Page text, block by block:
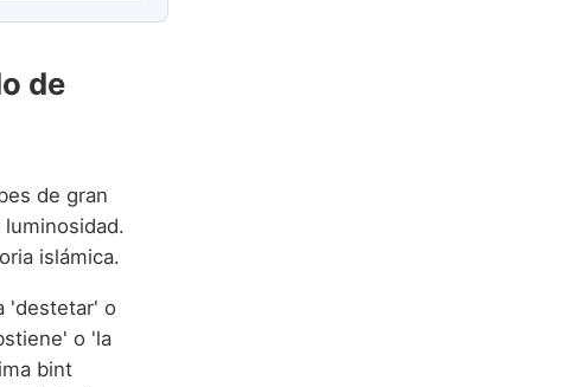
de
de gran
islámica.
'destetar' o
o 'la
bint